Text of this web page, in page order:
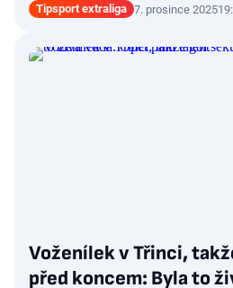
Tipsport extraliga 7. prosince 2025
Voženílek v Třinci,
před koncem: Byla to